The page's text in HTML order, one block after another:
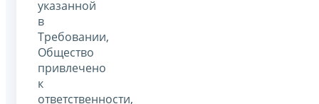
указанной
в
Требовании,
Общество
привлечено
к
ответственности,